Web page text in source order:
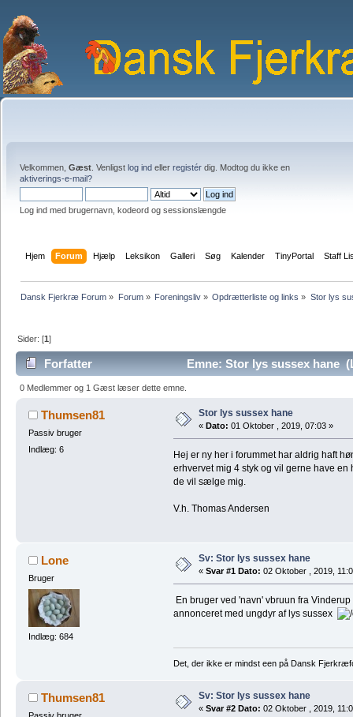
Velkommen, Gæst . Venligst log ind eller registér dig. Modtog du ikke en
aktiverings-e-mail?
Log ind med brugernavn, kodeord og sessionslængde
Hjem Forum Hjælp Leksikon Galleri Søg Kalender TinyPortal Staff
Dansk Fjerkræ Forum » Forum» Foreningsliv» Opdrætterliste og links » Stor lys
Sider: [1]
Forfatter Emne: Stor lys sussex hane
0 Medlemmer og 1 Gæst læser dette emne.
Thumsen81
Passiv bruger
Indlæg: 6
Stor lys sussex hane
« Dato: 01 Oktober , 2019, 07:03 »
Hej er ny her i forummet har aldrig haft
erhvervet mig 4 styk og vil gerne have
de vil sælge mig.
V.h. Thomas Andersen
Lone
Bruger
Indlæg: 684
Sv: Stor lys sussex hane
« Svar #1 Dato: 02 Oktober , 2019,
En bruger ved 'navn' vbruun fra
annonceret med ungdyr af lys sussex
Det, der ikke er mindst een på Dansk
Thumsen81 Sv: Stor lys sussex hane
« Svar #2 Dato: 02 Oktober , 2019,